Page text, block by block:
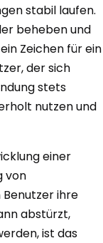
stabil laufen.
beheben und
Zeichen für ein
der sich
stets
nutzen und
einer
von
ihre
abstürzt,
ist das